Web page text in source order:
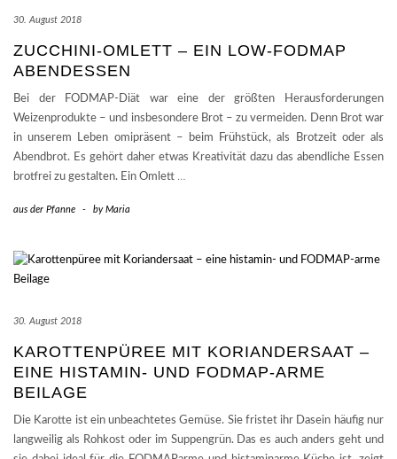
30. August 2018
ZUCCHINI-OMLETT – EIN LOW-FODMAP
ABENDESSEN
Bei der FODMAP-Diät war eine der größten Herausforderungen
Weizenprodukte – und insbesondere Brot – zu vermeiden. Denn Brot war
in unserem Leben omipräsent – beim Frühstück, als Brotzeit oder als
Abendbrot. Es gehört daher etwas Kreativität dazu das abendliche Essen
brotfrei zu gestalten. Ein Omlett …
aus der Pfanne - byMaria
30. August 2018
KAROTTENPÜREE MIT KORIANDERSAAT –
EINE HISTAMIN- UND FODMAP-ARME
BEILAGE
Die Karotte ist ein unbeachtetes Gemüse. Sie fristet ihr Dasein häufig nur
langweilig als Rohkost oder im Suppengrün. Das es auch anders geht und